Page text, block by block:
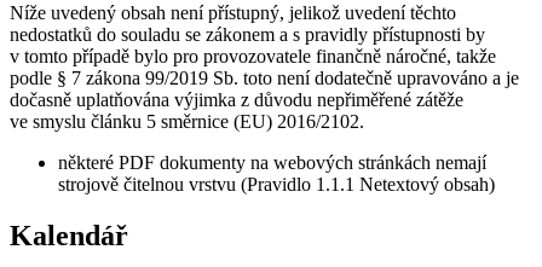
Níže uvedený obsah není přístupný, jelikož uvedení těchto
nedostatků do souladu se zákonem a s pravidly přístupnosti by
v tomto případě bylo pro provozovatele finančně náročné, takže
podle § 7 zákona 99/2019 Sb. toto není dodatečně upravováno a je
dočasně uplatňována výjimka z důvodu nepřiměřené zátěže
ve smyslu článku 5 směrnice (EU) 2016/2102.
některé PDF dokumenty na webových stránkách nemají
strojově čitelnou vrstvu (Pravidlo 1.1.1 Netextový obsah)
Kalendář